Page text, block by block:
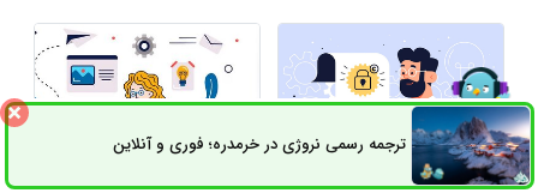
ترجمه رسمی نروژی در خرمدره؛ فوری و آنلاینثبت سفارش راه های ارتباطی